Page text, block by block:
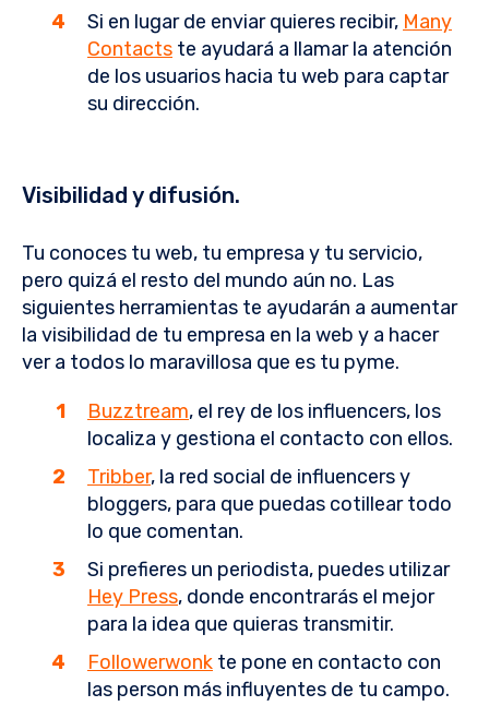
Si en lugar de enviar quieres recibir, Many
Contacts te ayudará a llamar la atención
de los usuarios hacia tu web para captar
su dirección.
Visibilidad y difusión.
Tu conoces tu web, tu empresa y tu servicio,
pero quizá el resto del mundo aún no. Las
siguientes herramientas te ayudarán a aumentar
la visibilidad de tu empresa en la web y a hacer
ver a todos lo maravillosa que es tu pyme.
Buzztream, el rey de los influencers, los
localiza y gestiona el contacto con ellos.
Tribber, la red social de influencers y
bloggers, para que puedas cotillear todo
lo que comentan.
Si prefieres un periodista, puedes utilizar
Hey Press, donde encontrarás el mejor
para la idea que quieras transmitir.
Followerwonk te pone en contacto con
las person más influyentes de tu campo.